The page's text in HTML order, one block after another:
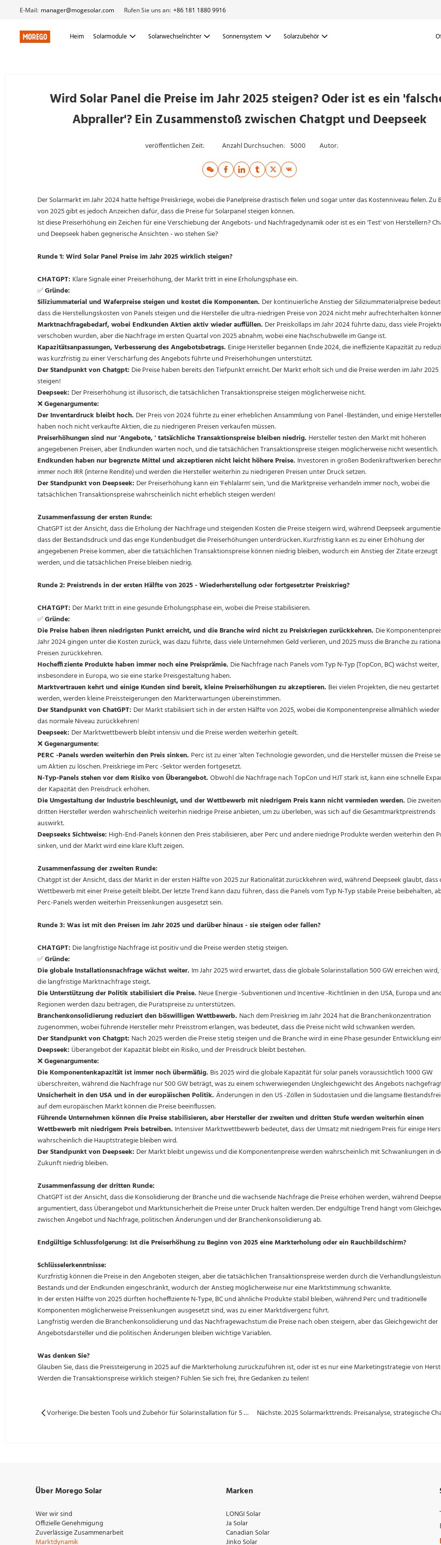
E-Mail: manager@mogesolar.com Rufen Sie uns an: +86 181 1880 9916
Heim Solarmodule Solarwechselrichter Sonnensystem Solarzubehör
Wird Solar Panel die Preise im Jahr 2025 steigen? Oder ist es ein
Abpraller'? Ein Zusammenstoß zwischen Chatgpt und Deepseek
veröffentlichen Zeit: Anzahl Durchsuchen: 5000 Autor:
Der Solarmarkt im Jahr 2024 hatte heftige Preiskriege, wobei die Panelpreise drastisch fielen und sogar unter das Kostenniveau fielen. Zu
von 2025 gibt es jedoch Anzeichen dafür, dass die Preise für Solarpanel steigen können.
Ist diese Preiserhöhung ein Zeichen für eine Verschiebung der Angebots- und Nachfragedynamik oder ist es ein 'Test' von Herstellern?
und Deepseek haben gegnerische Ansichten - wo stehen Sie?
Runde 1: Wird Solar Panel Preise im Jahr 2025 wirklich steigen?
CHATGPT: Klare Signale einer Preiserhöhung, der Markt tritt in eine Erholungsphase ein.
✅Gründe:
Siliziummaterial und Waferpreise steigen und kostet die Komponenten. Der kontinuierliche Anstieg der Siliziummaterialpreise
dass die Herstellungskosten von Panels steigen und die Hersteller die ultra-niedrigen Preise von 2024 nicht mehr aufrechterhalten
Marktnachfragebedarf, wobei Endkunden Aktien aktiv wieder auffüllen. Der Preiskollaps im Jahr 2024 führte dazu, dass viele
verschoben wurden, aber die Nachfrage im ersten Quartal von 2025 abnahm, wobei eine Nachschubwelle im Gange ist.
Kapazitätsanpassungen, Verbesserung des Angebotsbetrags. Einige Hersteller begannen Ende 2024, die ineffiziente Kapazität zu
was kurzfristig zu einer Verschärfung des Angebots führte und Preiserhöhungen unterstützt.
Der Standpunkt von Chatgpt: Die Preise haben bereits den Tiefpunkt erreicht. Der Markt erholt sich und die Preise werden im Jahr 2025
steigen!
Deepseek: Der Preiserhöhung ist illusorisch, die tatsächlichen Transaktionspreise steigen möglicherweise nicht.
❌Gegenargumente:
Der Inventardruck bleibt hoch. Der Preis von 2024 führte zu einer erheblichen Ansammlung von Panel -Beständen, und einige
haben noch nicht verkaufte Aktien, die zu niedrigeren Preisen verkaufen müssen.
Preiserhöhungen sind nur 'Angebote, ' tatsächliche Transaktionspreise bleiben niedrig. Hersteller testen den Markt mit höheren
angegebenen Preisen, aber Endkunden warten noch, und die tatsächlichen Transaktionspreise steigen möglicherweise nicht wesentlich.
Endkunden haben nur begrenzte Mittel und akzeptieren nicht leicht höhere Preise. Investoren in großen Bodenkraftwerken
immer noch IRR (interne Rendite) und werden die Hersteller weiterhin zu niedrigeren Preisen unter Druck setzen.
Der Standpunkt von Deepseek: Der Preiserhöhung kann ein 'Fehlalarm' sein, 'und die Marktpreise verhandeln immer noch, wobei die
tatsächlichen Transaktionspreise wahrscheinlich nicht erheblich steigen werden!
Zusammenfassung der ersten Runde:
ChatGPT ist der Ansicht, dass die Erholung der Nachfrage und steigenden Kosten die Preise steigern wird, während Deepseek
dass der Bestandsdruck und das enge Kundenbudget die Preiserhöhungen unterdrücken. Kurzfristig kann es zu einer Erhöhung der
angegebenen Preise kommen, aber die tatsächlichen Transaktionspreise können niedrig bleiben, wodurch ein Anstieg der Zitate erzeugt
werden, und die tatsächlichen Preise bleiben niedrig.
Runde 2: Preistrends in der ersten Hälfte von 2025 - Wiederherstellung oder fortgesetzter Preiskrieg?
CHATGPT: Der Markt tritt in eine gesunde Erholungsphase ein, wobei die Preise stabilisieren.
✅Gründe:
Die Preise haben ihren niedrigsten Punkt erreicht, und die Branche wird nicht zu Preiskriegen zurückkehren. Die
Jahr 2024 gingen unter die Kosten zurück, was dazu führte, dass viele Unternehmen Geld verlieren, und 2025 muss die Branche zu
Preisen zurückkehren.
Hocheffiziente Produkte haben immer noch eine Preisprämie. Die Nachfrage nach Panels vom Typ N-Typ (TopCon, BC) wächst weiter,
insbesondere in Europa, wo sie eine starke Preisgestaltung haben.
Marktvertrauen kehrt und einige Kunden sind bereit, kleine Preiserhöhungen zu akzeptieren. Bei vielen Projekten, die neu gestartet
werden, werden kleine Preissteigerungen den Markterwartungen übereinstimmen.
Der Standpunkt von ChatGPT: Der Markt stabilisiert sich in der ersten Hälfte von 2025, wobei die Komponentenpreise allmählich
das normale Niveau zurückkehren!
Deepseek: Der Marktwettbewerb bleibt intensiv und die Preise werden weiterhin geteilt.
❌Gegenargumente:
PERC -Panels werden weiterhin den Preis sinken. Perc ist zu einer 'alten Technologie geworden, und die Hersteller müssen die Preise
um Aktien zu löschen. Preiskriege im Perc -Sektor werden fortgesetzt.
N-Typ-Panels stehen vor dem Risiko von Überangebot. Obwohl die Nachfrage nach TopCon und HJT stark ist, kann eine schnelle
der Kapazität den Preisdruck erhöhen.
Die Umgestaltung der Industrie beschleunigt, und der Wettbewerb mit niedrigem Preis kann nicht vermieden werden. Die
dritten Hersteller werden wahrscheinlich weiterhin niedrige Preise anbieten, um zu überleben, was sich auf die Gesamtmarktpreistrends
auswirkt.
Deepseeks Sichtweise: High-End-Panels können den Preis stabilisieren, aber Perc und andere niedrige Produkte werden weiterhin den
sinken, und der Markt wird eine klare Kluft zeigen.
Zusammenfassung der zweiten Runde:
Chatgpt ist der Ansicht, dass der Markt in der ersten Hälfte von 2025 zur Rationalität zurückkehren wird, während Deepseek glaubt, dass
Wettbewerb mit einer Preise geteilt bleibt. Der letzte Trend kann dazu führen, dass die Panels vom Typ N-Typ stabile Preise beibehalten,
Perc-Panels werden weiterhin Preissenkungen ausgesetzt sein.
Runde 3: Was ist mit den Preisen im Jahr 2025 und darüber hinaus - sie steigen oder fallen?
CHATGPT: Die langfristige Nachfrage ist positiv und die Preise werden stetig steigen.
✅Gründe:
Die globale Installationsnachfrage wächst weiter. Im Jahr 2025 wird erwartet, dass die globale Solarinstallation 500 GW erreichen wird,
die langfristige Marktnachfrage steigt.
Die Unterstützung der Politik stabilisiert die Preise. Neue Energie -Subventionen und Incentive -Richtlinien in den USA, Europa und
Regionen werden dazu beitragen, die Puratspreise zu unterstützen.
Branchenkonsolidierung reduziert den böswilligen Wettbewerb. Nach dem Preiskrieg im Jahr 2024 hat die Branchenkonzentration
zugenommen, wobei führende Hersteller mehr Preisstrom erlangen, was bedeutet, dass die Preise nicht wild schwanken werden.
Der Standpunkt von Chatgpt: Nach 2025 werden die Preise stetig steigen und die Branche wird in eine Phase gesunder Entwicklung
Deepseek: Überangebot der Kapazität bleibt ein Risiko, und der Preisdruck bleibt bestehen.
❌Gegenargumente:
Die Komponentenkapazität ist immer noch übermäßig. Bis 2025 wird die globale Kapazität für solar panels voraussichtlich 1000 GW
überschreiten, während die Nachfrage nur 500 GW beträgt, was zu einem schwerwiegenden Ungleichgewicht des Angebots
Unsicherheit in den USA und in der europäischen Politik. Änderungen in den US -Zöllen in Südostasien und die langsame
auf dem europäischen Markt können die Preise beeinflussen.
Führende Unternehmen können die Preise stabilisieren, aber Hersteller der zweiten und dritten Stufe werden weiterhin einen
Wettbewerb mit niedrigem Preis betreiben. Intensiver Marktwettbewerb bedeutet, dass der Umsatz mit niedrigem Preis für einige
wahrscheinlich die Hauptstrategie bleiben wird.
Der Standpunkt von Deepseek: Der Markt bleibt ungewiss und die Komponentenpreise werden wahrscheinlich mit Schwankungen in
Zukunft niedrig bleiben.
Zusammenfassung der dritten Runde:
ChatGPT ist der Ansicht, dass die Konsolidierung der Branche und die wachsende Nachfrage die Preise erhöhen werden, während
argumentiert, dass Überangebot und Marktunsicherheit die Preise unter Druck halten werden. Der endgültige Trend hängt vom
zwischen Angebot und Nachfrage, politischen Änderungen und der Branchenkonsolidierung ab.
Endgültige Schlussfolgerung: Ist die Preiserhöhung zu Beginn von 2025 eine Markterholung oder ein Rauchbildschirm?
Schlüsselerkenntnisse:
Kurzfristig können die Preise in den Angeboten steigen, aber die tatsächlichen Transaktionspreise werden durch die
Bestands und der Endkunden eingeschränkt, wodurch der Anstieg möglicherweise nur eine Marktstimmung schwankte.
In der ersten Hälfte von 2025 dürften hocheffiziente N-Type, BC und ähnliche Produkte stabil bleiben, während Perc und traditionelle
Komponenten möglicherweise Preissenkungen ausgesetzt sind, was zu einer Marktdivergenz führt.
Langfristig werden die Branchenkonsolidierung und das Nachfragewachstum die Preise nach oben steigern, aber das Gleichgewicht der
Angebotsdarsteller und die politischen Änderungen bleiben wichtige Variablen.
Was denken Sie?
Glauben Sie, dass die Preissteigerung in 2025 auf die Markterholung zurückzuführen ist, oder ist es nur eine Marketingstrategie von
Werden die Transaktionspreise wirklich steigen? Fühlen Sie sich frei, Ihre Gedanken zu teilen!
Vorherige: Die besten Tools und Zubehör für Solarinstallation für 5 wichtigste Solarbranchengruppen
Über Morego Solar
Wer wir sind
Offizielle Genehmigung
Zuverlässige Zusammenarbeit
Marktdynamik
Marken
LONGI Solar
Ja Solar
Canadian Solar
Jinko Solar